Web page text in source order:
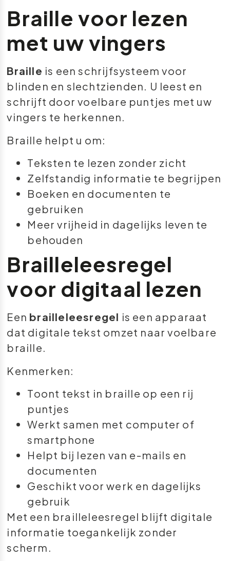
Braille voor lezen
met uw vingers
Braille is een schrijfsysteem voor
blinden en slechtzienden. U leest en
schrijft door voelbare puntjes met uw
vingers te herkennen.
Braille helpt u om:
Teksten te lezen zonder zicht
Zelfstandig informatie te begrijpen
Boeken en documenten te
gebruiken
Meer vrijheid in dagelijks leven te
behouden
Brailleleesregel
voor digitaal lezen
Een brailleleesregel is een apparaat
dat digitale tekst omzet naar voelbare
braille.
Kenmerken:
Toont tekst in braille op een rij
puntjes
Werkt samen met computer of
smartphone
Helpt bij lezen van e-mails en
documenten
Geschikt voor werk en dagelijks
gebruik
Met een brailleleesregel blijft digitale
informatie toegankelijk zonder
scherm.